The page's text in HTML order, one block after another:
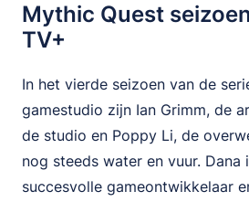
Mythic Quest
TV+
In het vierde seizoen van de
gamestudio zijn Ian Grimm, de
de studio en Poppy Li, de
nog steeds water en vuur. Dana
succesvolle gameontwikkelaar